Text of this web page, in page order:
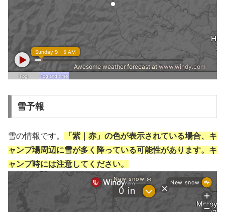
雪予報
雪の情報です。
「紫｜赤」の色が表示されている場合、キ
ャンプ場周辺に雪が多く降っている可能性があります。キ
ャンプ時には注意してください。